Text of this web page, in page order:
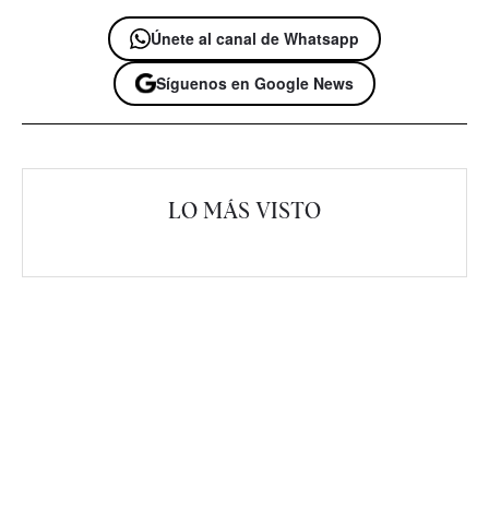
Únete al canal de Whatsapp
Síguenos en Google News
LO MÁS VISTO